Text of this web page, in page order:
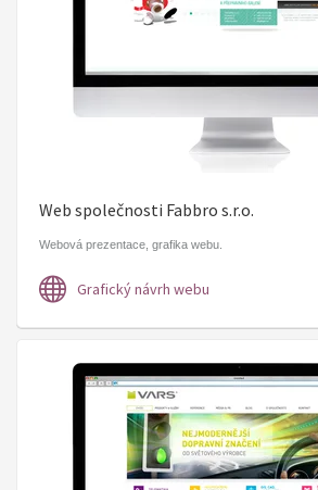
Web společnosti Fabbro s.r.o.
Webová prezentace, grafika webu.
Grafický návrh webu